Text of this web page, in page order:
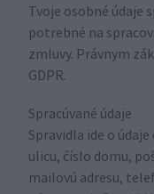
Tvoje osobné údaje
potrebné na
zmluvy. Právnym
GDPR.
Spracúvané údaje
Spravidla ide o
ulicu, číslo domu,
mailovú adresu,